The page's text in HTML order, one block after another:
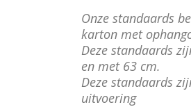
Onze standaards
karton met
Deze standaards
en met 63 cm.
Deze standaards
uitvoering